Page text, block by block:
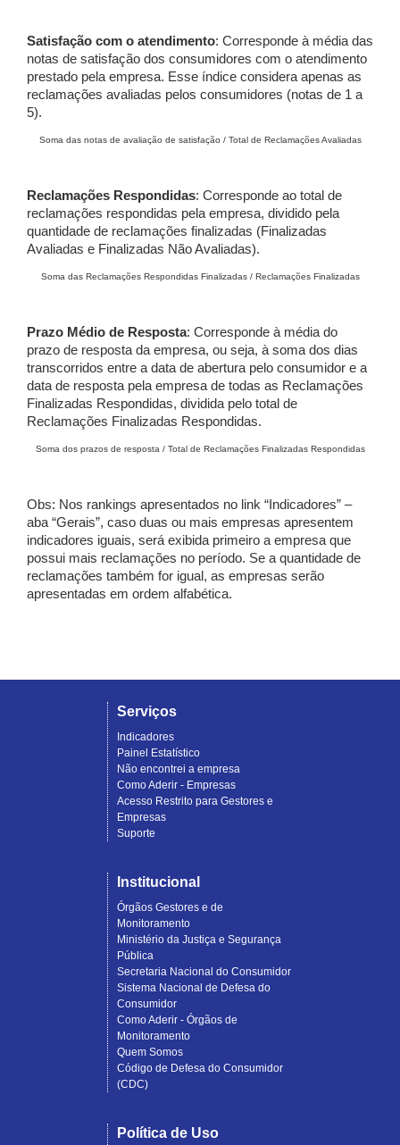
Satisfação com o atendimento: Corresponde à média das
notas de satisfação dos consumidores com o atendimento
prestado pela empresa. Esse índice considera apenas as
reclamações avaliadas pelos consumidores (notas de 1 a
5).
Soma das notas de avaliação de satisfação / Total de Reclamações Avaliadas
Reclamações Respondidas: Corresponde ao total de
reclamações respondidas pela empresa, dividido pela
quantidade de reclamações finalizadas (Finalizadas
Avaliadas e Finalizadas Não Avaliadas).
Soma das Reclamações Respondidas Finalizadas / Reclamações Finalizadas
Prazo Médio de Resposta: Corresponde à média do
prazo de resposta da empresa, ou seja, à soma dos dias
transcorridos entre a data de abertura pelo consumidor e a
data de resposta pela empresa de todas as Reclamações
Finalizadas Respondidas, dividida pelo total de
Reclamações Finalizadas Respondidas.
Soma dos prazos de resposta / Total de Reclamações Finalizadas Respondidas
Obs: Nos rankings apresentados no link “Indicadores” –
aba “Gerais”, caso duas ou mais empresas apresentem
indicadores iguais, será exibida primeiro a empresa que
possui mais reclamações no período. Se a quantidade de
reclamações também for igual, as empresas serão
apresentadas em ordem alfabética.
Serviços
Indicadores
Painel Estatístico
Não encontrei a empresa
Como Aderir - Empresas
Acesso Restrito para Gestores e
Empresas
Suporte
Institucional
Órgãos Gestores e de
Monitoramento
Ministério da Justiça e Segurança
Pública
Secretaria Nacional do Consumidor
Sistema Nacional de Defesa do
Consumidor
Como Aderir - Órgãos de
Monitoramento
Quem Somos
Código de Defesa do Consumidor
(CDC)
Política de Uso